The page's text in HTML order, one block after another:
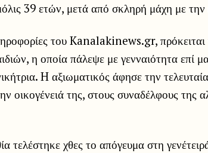
39 ετών, μετά από σκληρή μάχη με
του Kanalakinews.gr,
η οποία πάλεψε με γενναιότητα επί
H αξιωματικός άφησε την
οικογένειά της, στους συναδέλφους της
τελέστηκε χθες το απόγευμα στη